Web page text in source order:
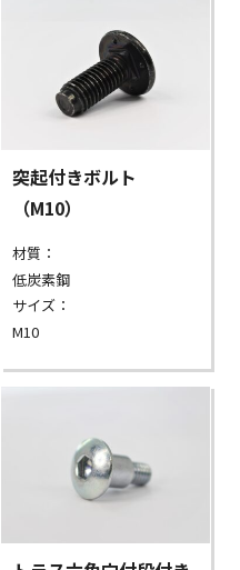
突起付きボルト
（M10）
材質：
低炭素鋼
サイズ：
M10